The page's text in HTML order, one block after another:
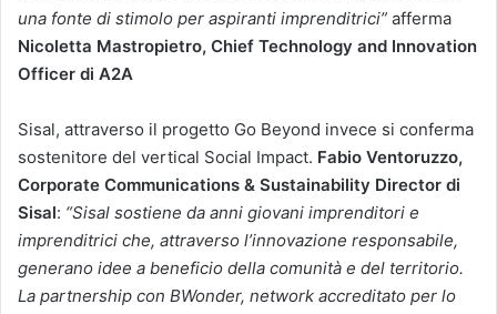
una fonte di stimolo per aspiranti imprenditrici” afferma
Nicoletta Mastropietro, Chief Technology and Innovation
Officer di A2A
Sisal, attraverso il progetto Go Beyond invece si conferma
sostenitore del vertical Social Impact. Fabio Ventoruzzo,
Corporate Communications & Sustainability Director di
Sisal: “Sisal sostiene da anni giovani imprenditori e
imprenditrici che, attraverso l’innovazione responsabile,
generano idee a beneficio della comunità e del territorio.
La partnership con BWonder, network accreditato per lo